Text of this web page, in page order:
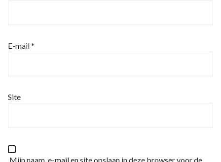
E-mail*
Site
Mijn naam, e-mail en site opslaan in deze browser voor de